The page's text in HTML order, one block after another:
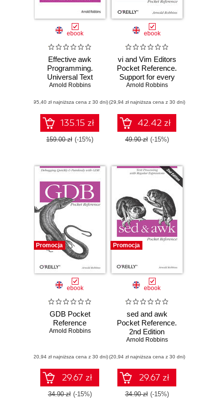
ebook
Effective awk
Programming.
Universal Text
Processing and
4th Edition
Arnold Robbins
(95,40 zł najniższa cena z 30 dni)
135.15 zł
159.00 zł (-15%)
ebook
vi and Vim Editors
Pocket Reference.
Support for every
text editing task.
Arnold Robbins
(29,94 zł najniższa cena z 30 dni)
42.42 zł
49.90 zł (-15%)
Promocja
ebook
GDB Pocket
Reference
Arnold Robbins
(20,94 zł najniższa cena z 30 dni)
29.67 zł
34.90 zł (-15%)
Promocja
ebook
sed and awk
Pocket Reference.
2nd Edition
Arnold Robbins
(20,94 zł najniższa cena z 30 dni)
29.67 zł
34.90 zł (-15%)